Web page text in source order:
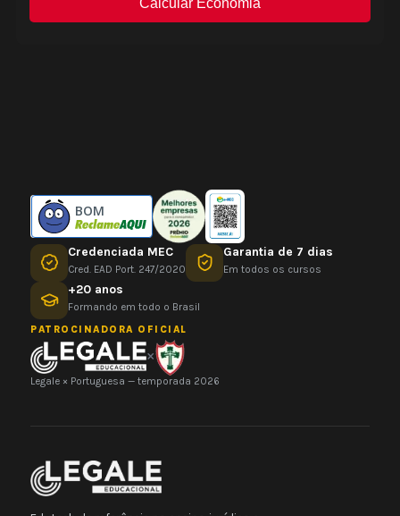
BOM
Credenciada MEC
Cred. EAD Port. 247/2020
Garantia de 7 dias
Em todos os cursos
+20 anos
Formando em todo o Brasil
PATROCINADORA OFICIAL
×
Legale × Portuguesa — temporada 2026